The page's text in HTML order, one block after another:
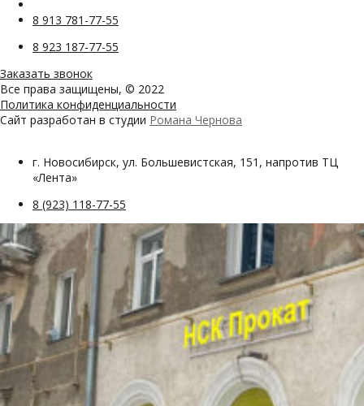
8 913 781-77-55
8 923 187-77-55
Заказать звонок
Все права защищены, © 2022
Политика конфиденциальности
Сайт разработан в студии Романа Чернова
г. Новосибирск, ул. Большевистская, 151, напротив ТЦ
«Лента»
8 (923) 118-77-55